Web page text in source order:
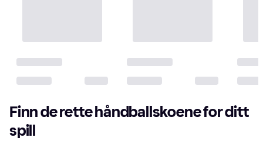
Finn de rette håndballskoene for ditt
spill